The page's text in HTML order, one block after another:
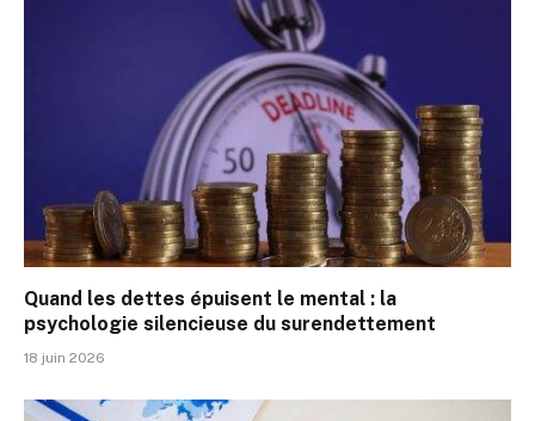
Quand les dettes épuisent le mental : la
psychologie silencieuse du surendettement
18 juin 2026